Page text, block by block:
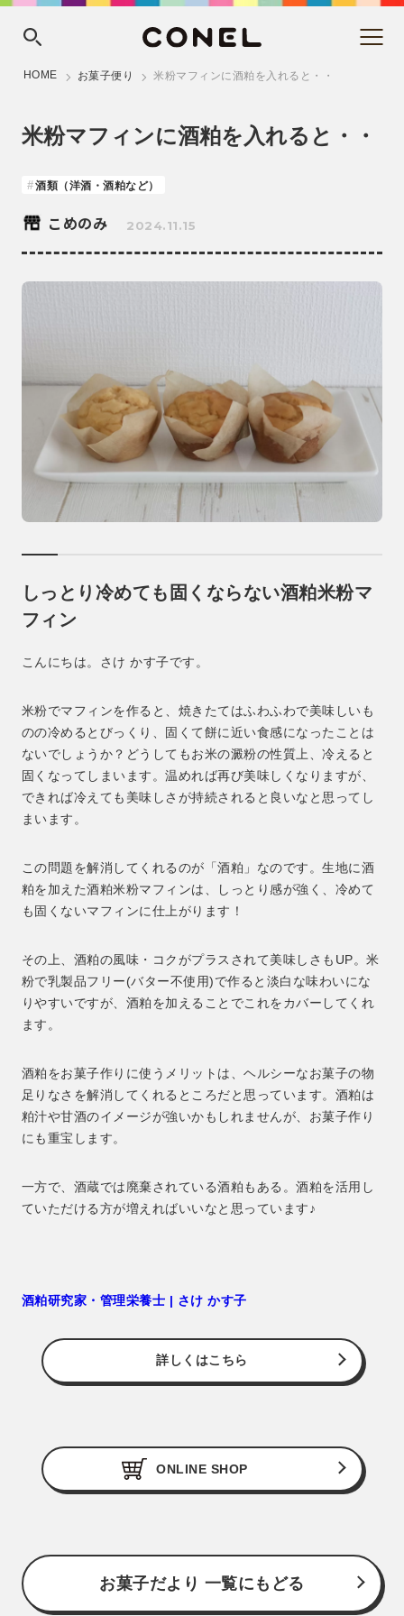
HOME お菓子便り 米粉マフィンに酒粕を入れると・・
米粉マフィンに酒粕を入れると・・
酒類（洋酒・酒粕など）
こめのみ 2024.11.15
しっとり冷めても固くならない酒粕米粉マ
フィン
こんにちは。さけ かす子です。
米粉でマフィンを作ると、焼きたてはふわふわで美味しいも
のの冷めるとびっくり、固くて餅に近い食感になったことは
ないでしょうか？どうしてもお米の澱粉の性質上、冷えると
固くなってしまいます。温めれば再び美味しくなりますが、
できれば冷えても美味しさが持続されると良いなと思ってし
まいます。
この問題を解消してくれるのが「酒粕」なのです。生地に酒
粕を加えた酒粕米粉マフィンは、しっとり感が強く、冷めて
も固くないマフィンに仕上がります！
その上、酒粕の風味・コクがプラスされて美味しさもUP。米
粉で乳製品フリー(バター不使用)で作ると淡白な味わいにな
りやすいですが、酒粕を加えることでこれをカバーしてくれ
ます。
酒粕をお菓子作りに使うメリットは、ヘルシーなお菓子の物
足りなさを解消してくれるところだと思っています。酒粕は
粕汁や甘酒のイメージが強いかもしれませんが、お菓子作り
にも重宝します。
一方で、酒蔵では廃棄されている酒粕もある。酒粕を活用し
ていただける方が増えればいいなと思っています♪
酒粕研究家・管理栄養士 | さけ かす子
詳しくはこちら
ONLINE SHOP
お菓子だより 一覧にもどる